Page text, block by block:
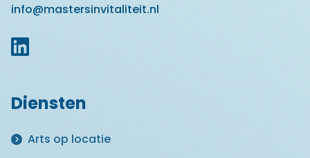
info@mastersinvitaliteit.nl
Diensten
Arts op locatie